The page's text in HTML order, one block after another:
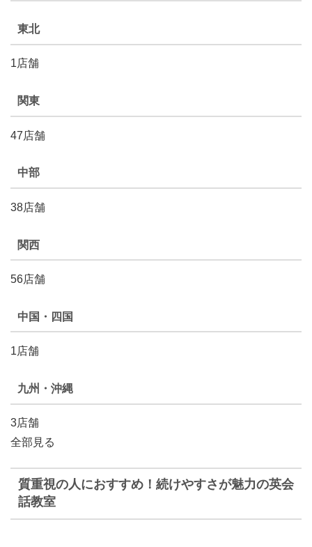
東北
1店舗
関東
47店舗
中部
38店舗
関西
56店舗
中国・四国
1店舗
九州・沖縄
3店舗
全部見る
質重視の人におすすめ！続けやすさが魅力の英会
話教室